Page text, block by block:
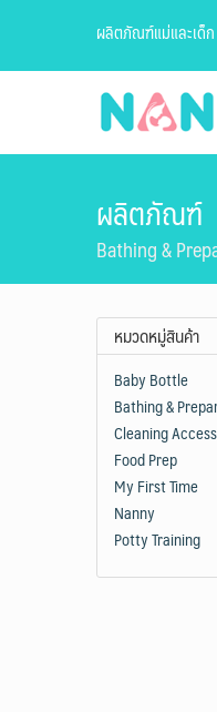
ผลิตภัณฑ์แม่และเด็
ผลิตภัณฑ์
Bathing &
หมวดหมู่สินค้า
Baby Bottle
Bathing &
Cleaning
Food Prep
My First Time
Nanny
Potty Training